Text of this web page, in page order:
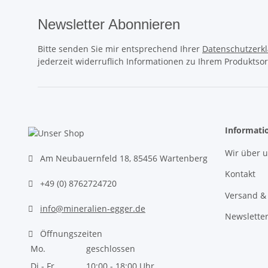
Newsletter Abonnieren
Bitte senden Sie mir entsprechend Ihrer
jederzeit widerruflich Informationen zu Ihrem
Am Neubauernfeld 18, 85456 Wartenberg
+49 (0) 8762724720
info@mineralien-egger.de
Öffnungszeiten
Mo.
geschlossen
Di - Fr.
10:00 - 18:00 Uhr
Wir über
Kontakt
Versand
Newsletter